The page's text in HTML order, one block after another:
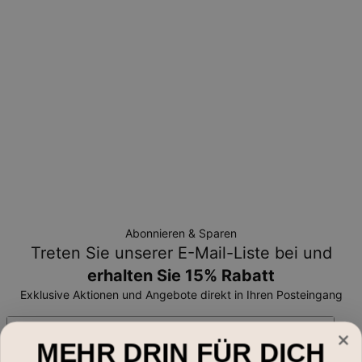
Abonnieren & Sparen
Treten Sie unserer E-Mail-Liste bei und
erhalten Sie 15% Rabatt
Exklusive Aktionen und Angebote direkt in Ihren Posteingang
MEHR DRIN FÜR DICH